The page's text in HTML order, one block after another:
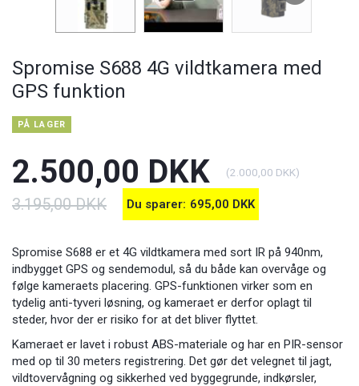
Spromise S688 4G vildtkamera med
GPS funktion
PÅ LAGER
2.500,00 DKK (2.000,00 DKK)
3.195,00 DKK Du sparer: 695,00 DKK
Spromise S688 er et 4G vildtkamera med sort IR på 940nm,
indbygget GPS og sendemodul, så du både kan overvåge og
følge kameraets placering. GPS-funktionen virker som en
tydelig anti-tyveri løsning, og kameraet er derfor oplagt til
steder, hvor der er risiko for at det bliver flyttet.
Kameraet er lavet i robust ABS-materiale og har en PIR-sensor
med op til 30 meters registrering. Det gør det velegnet til jagt,
vildtovervågning og sikkerhed ved byggegrunde, indkørsler,